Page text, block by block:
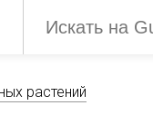
растений